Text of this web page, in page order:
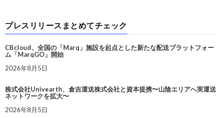
プレスリリースまとめてチェック
CBcloud、全国の「Marq」施設を起点とした新たな配送プラットフォー
ム「MarqGO」開始
2026年8月5日
株式会社Univearth、倉吉運送株式会社と資本提携〜山陰エリアへ実運送
ネットワークを拡大〜
2026年8月5日